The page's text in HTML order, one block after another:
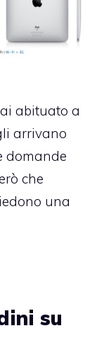
abituato a
arrivano
domande
che
una
su